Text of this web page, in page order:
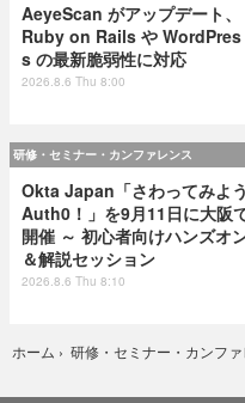
AeyeScan がアップデート、
Ruby on Rails や WordPres
s の最新脆弱性に対応
2026.8.6 Thu 8:00
研修・セミナー・カンファレンス
Okta Japan「さわってみよう
Auth0！」を9月11日に大阪
開催 ～ 初心者向けハンズオ
＆解説セッション
2026.8.6 Thu 8:10
ホーム › 研修・セミナー・カンファ